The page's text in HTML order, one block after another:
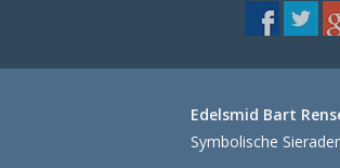
Edelsmid Bart
Symbolische